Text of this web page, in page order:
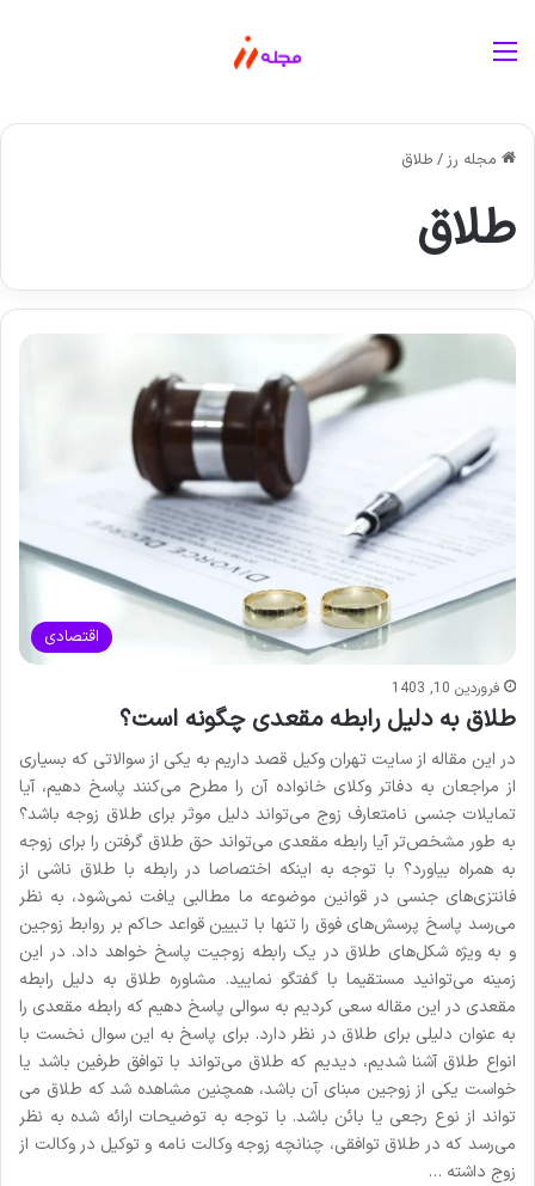
مجله رز/ طلاق
طلاق
اقتصادی
فروردین 10, 1403
طلاق به دلیل رابطه مقعدی چگونه است؟
در این مقاله از سایت تهران وکیل قصد داریم به یکی از سوالاتی که بسیاری
از مراجعان به دفاتر وکلای خانواده آن را مطرح می­‌کنند پاسخ دهیم، آیا
تمایلات جنسی نامتعارف زوج می‌­تواند دلیل موثر برای طلاق زوجه باشد؟
به طور مشخص­‌تر آیا رابطه مقعدی می­‌تواند حق طلاق گرفتن را برای زوجه
به همراه بیاورد؟ با توجه به اینکه اختصاصا در رابطه با طلاق ناشی از
فانتزی­‌های جنسی در قوانین موضوعه ما مطالبی یافت نمی‌­شود، به نظر
می­‌رسد پاسخ پرسش‌های فوق را تنها با تبیین قواعد حاکم بر روابط زوجین
و به ویژه شکل­‌های طلاق در یک رابطه زوجیت پاسخ خواهد داد. در این
زمینه می‌توانید مستقیما با گفتگو نمایید. مشاوره طلاق به دلیل رابطه
مقعدی در این مقاله سعی کردیم به سوالی پاسخ دهیم که رابطه مقعدی را
به عنوان دلیلی برای طلاق در نظر دارد. برای پاسخ به این سوال نخست با
انواع طلاق آشنا شدیم، دیدیم که طلاق می‌­تواند با توافق طرفین باشد یا
خواست یکی از زوجین مبنای آن باشد، همچنین مشاهده شد که طلاق می­‌
تواند از نوع رجعی یا بائن باشد. با توجه به توضیحات ارائه شده به نظر
می‌­رسد که در طلاق توافقی، چنانچه زوجه وکالت نامه و توکیل در وکالت از
زوج داشته …